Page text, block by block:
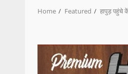
Home Featured हापुड़ पहुंचे